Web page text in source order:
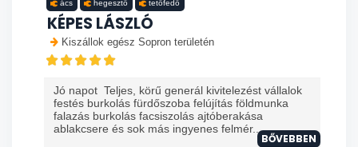
ács hegesztő tetőfedő
KÉPES LÁSZLÓ
Kiszállok egész Sopron területén
Jó napot Teljes, körű generál kivitelezést vállalok
festés burkolás fürdőszoba felújítás földmunka
falazás burkolás facsiszolás ajtóberakása
ablakcsere és sok más ingyenes felmér...
BŐVEBBEN